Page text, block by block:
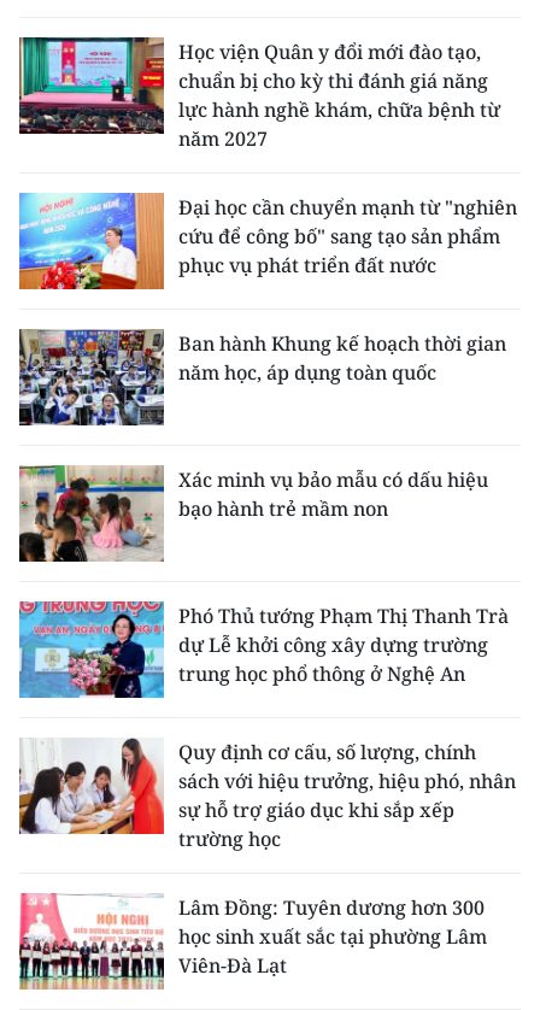
Học viện Quân y đổi mới đào tạo,
chuẩn bị cho kỳ thi đánh giá năng
lực hành nghề khám, chữa bệnh từ
năm 2027
Đại học cần chuyển mạnh từ "nghiên
cứu để công bố" sang tạo sản phẩm
phục vụ phát triển đất nước
Ban hành Khung kế hoạch thời gian
năm học, áp dụng toàn quốc
Xác minh vụ bảo mẫu có dấu hiệu
bạo hành trẻ mầm non
Phó Thủ tướng Phạm Thị Thanh Trà
dự Lễ khởi công xây dựng trường
trung học phổ thông ở Nghệ An
Quy định cơ cấu, số lượng, chính
sách với hiệu trưởng, hiệu phó, nhân
sự hỗ trợ giáo dục khi sắp xếp
trường học
Lâm Đồng: Tuyên dương hơn 300
học sinh xuất sắc tại phường Lâm
Viên-Đà Lạt